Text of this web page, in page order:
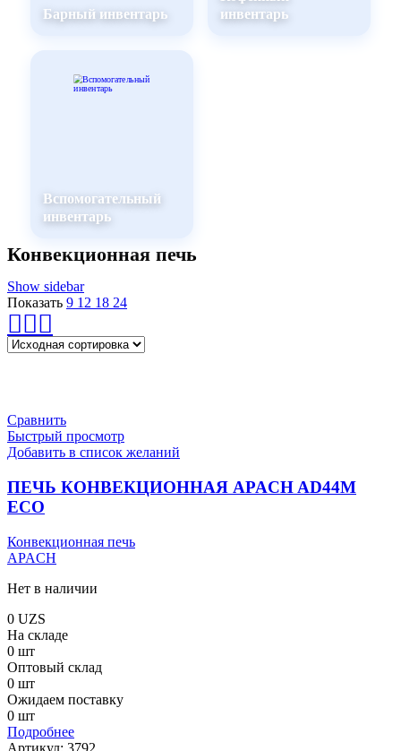
Барный инвентарь
инвентарь
Вспомогательный
инвентарь
Конвекционная печь
Show sidebar
Показать 9 12 18 24
Сравнить
Быстрый просмотр
Добавить в список желаний
ПЕЧЬ КОНВЕКЦИОННАЯ APACH AD44M
ECO
Конвекционная печь
APACH
Нет в наличии
0 UZS
На складе
0 шт
Оптовый склад
0 шт
Ожидаем поставку
0 шт
Подробнее
Артикул: 3792